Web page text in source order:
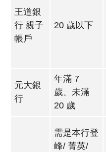
王道銀
行 親子
帳戶
20 歲以下
元大銀
行
年滿 7
歲、未滿
20 歲
需是本行登
峰/ 菁英/